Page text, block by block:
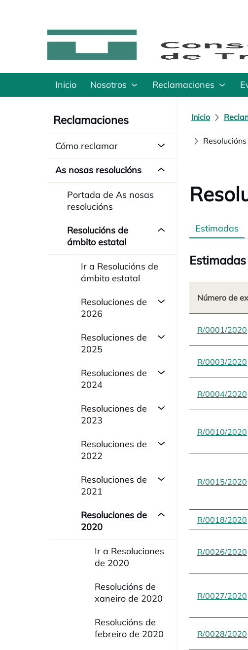
Inicio Nosotros Reclamaciones
Reclamaciones
Cómo reclamar
As nosas resolucións
Portada de As nosas
resolucións
Resolucións de
ámbito estatal
Ir a Resolucións de
ámbito estatal
Resoluciones de
2026
Resoluciones de
2025
Resoluciones de
2024
Resoluciones de
2023
Resoluciones de
2022
Resoluciones de
2021
Resoluciones de
2020
Ir a Resoluciones
de 2020
Resolucións de
xaneiro de 2020
Resolucións de
febreiro de 2020
Inicio
Estimadas
Estimadas
Número de
R/0001/2020
R/0003/2020
R/0004/2020
R/0010/2020
R/0015/2020
R/0018/2020
R/0026/2020
R/0027/2020
R/0028/2020